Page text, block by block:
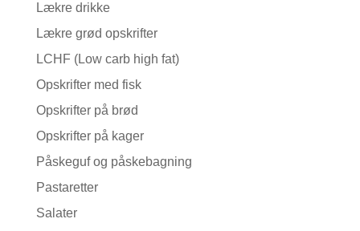
Lækre drikke
Lækre grød opskrifter
LCHF (Low carb high fat)
Opskrifter med fisk
Opskrifter på brød
Opskrifter på kager
Påskeguf og påskebagning
Pastaretter
Salater